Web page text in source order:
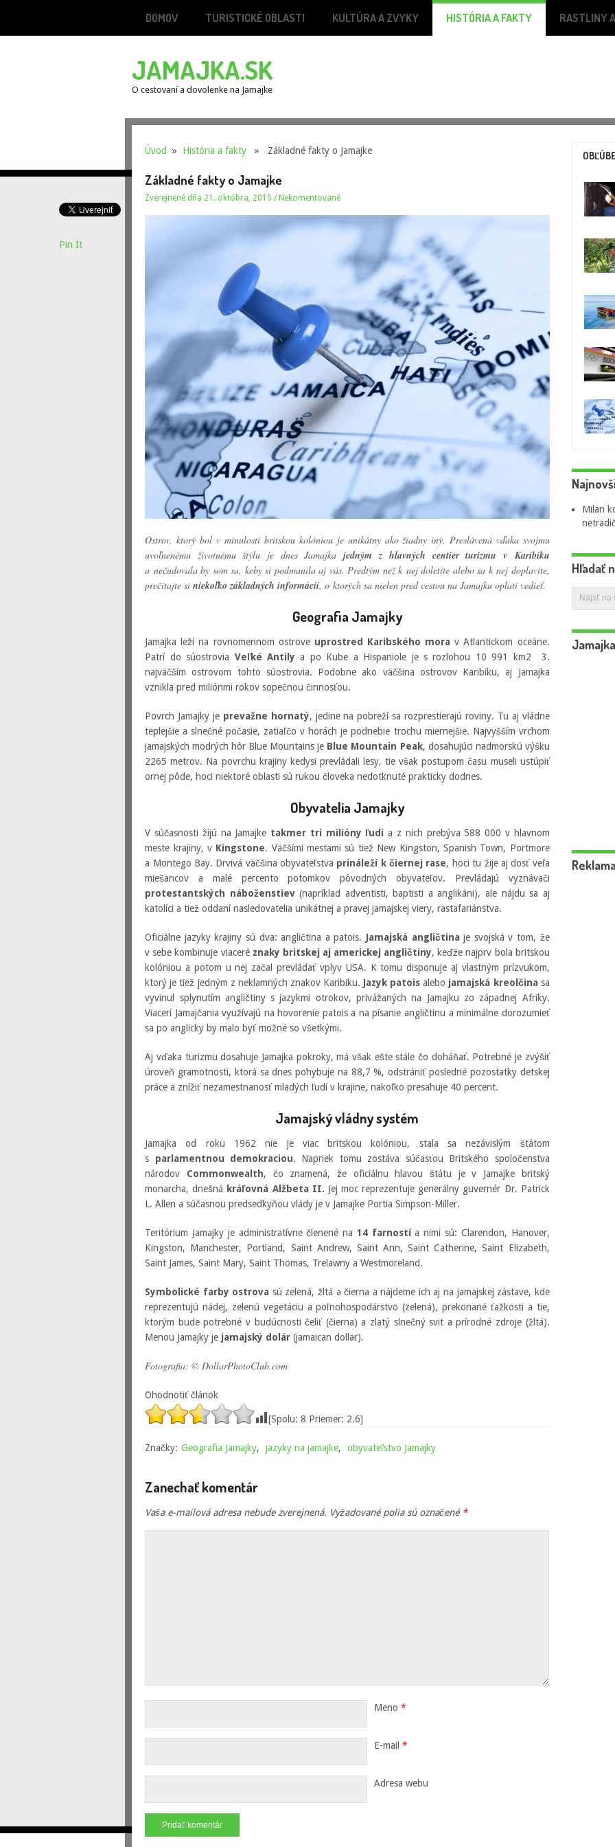
DOMOV TURISTICKÉ OBLASTI KULTÚRA A ZVYKY HISTÓRIA A FAKTY RASTLINY
JAMAJKA.SK
O cestovaní a dovolenke na Jamajke
Úvod » História a fakty » Základné fakty o Jamajke
Základné fakty o Jamajke
Zverejnené dňa 21. októbra, 2015 / Nekomentované
Ostrov, ktorý bol v minulosti britskou kolóniou je unikátny ako žiadny iný. Preslávená vďaka svojmu
uvoľnenému životnému štýlu je dnes Jamajka jedným z hlavných centier turizmu v Karibiku
a nečudovala by som sa, keby si podmanila aj vás. Predtým než k nej doletíte alebo sa k nej doplavíte,
prečítajte siniekoľko základných informácií, o ktorých sa nielen pred cestou na Jamajku oplatí vedieť.
Geografia Jamajky
Jamajka leží na rovnomennom ostrove uprostred Karibského mora v Atlantickom oceáne.
Patrí do súostrovia Veľké Antily a po Kube a Hispaniole je s rozlohou 10 991 km2 3.
najväčším ostrovom tohto súostrovia. Podobne ako väčšina ostrovov Karibiku, aj Jamajka
vznikla pred miliónmi rokov sopečnou činnosťou.
Povrch Jamajky je prevažne hornatý, jedine na pobreží sa rozprestierajú roviny. Tu aj vládne
teplejšie a slnečné počasie, zatiaľčo v horách je podnebie trochu miernejšie. Najvyšším vrchom
jamajských modrých hôr Blue Mountains je Blue Mountain Peak, dosahujúci nadmorskú výšku
2265 metrov. Na povrchu krajiny kedysi prevládali lesy, tie však postupom času museli ustúpiť
ornej pôde, hoci niektoré oblasti sú rukou človeka nedotknuté prakticky dodnes.
Obyvatelia Jamajky
V súčasnosti žijú na Jamajke takmer tri milióny ľudía z nich prebýva 588 000 v hlavnom
meste krajiny, v Kingstone. Väčšími mestami sú tiež New Kingston, Spanish Town, Portmore
a Montego Bay. Drvivá väčšina obyvateľstva prináleží k čiernej rase, hoci tu žije aj dosť veľa
miešancov a malé percento potomkov pôvodných obyvateľov. Prevládajú vyznávači
protestantských náboženstiev(napríklad adventisti, baptisti a anglikáni), ale nájdu sa aj
katolíci a tiež oddaní nasledovatelia unikátnej a pravej jamajskej viery, rastafariánstva.
Oficiálne jazyky krajiny sú dva: angličtina a patois. Jamajská angličtina je svojská v tom, že
v sebe kombinuje viaceré znaky britskej aj americkej angličtiny, keďže najprv bola britskou
kolóniou a potom u nej začal prevládať vplyv USA. K tomu disponuje aj vlastným prízvukom,
ktorý je tiež jedným z neklamných znakov Karibiku. Jazyk patois alebo jamajská kreolčina sa
vyvinul splynutím angličtiny s jazykmi otrokov, privážaných na Jamajku zo západnej Afriky.
Viacerí Jamajčania využívajú na hovorenie patois a na písanie angličtinu a minimálne dorozumieť
sa po anglicky by malo byť možné so všetkými.
Aj vďaka turizmu dosahuje Jamajka pokroky, má však ešte stále čo doháňať. Potrebné je zvýšiť
úroveň gramotnosti, ktorá sa dnes pohybuje na 88,7 %, odstrániť posledné pozostatky detskej
práce a znížiť nezamestnanosť mladých ľudí v krajine, nakoľko presahuje 40 percent.
Jamajský vládny systém
Jamajka od roku 1962 nie je viac britskou kolóniou, stala sa nezávislým štátom
s parlamentnou demokraciou. Napriek tomu zostáva súčasťou Britského spoločenstva
národov Commonwealth, čo znamená, že oficiálnu hlavou štátu je v Jamajke britský
monarcha, dnešná kráľovná Alžbeta II. Jej moc reprezentuje generálny guvernér Dr. Patrick
L. Allen a súčasnou predsedkyňou vlády je v Jamajke Portia Simpson-Miller.
Teritórium Jamajky je administratívne členené na 14 farnostía nimi sú: Clarendon, Hanover,
Kingston, Manchester, Portland, Saint Andrew, Saint Ann, Saint Catherine, Saint Elizabeth,
Saint James, Saint Mary, Saint Thomas, Trelawny a Westmoreland.
Symbolické farby ostrova sú zelená, žltá a čierna a nájdeme ich aj na jamajskej zástave, kde
reprezentujú nádej, zelenú vegetáciu a poľnohospodárstvo (zelená), prekonané ťažkosti a tie,
ktorým bude potrebné v budúcnosti čeliť (čierna) a zlatý slnečný svit a prírodné zdroje (žltá).
Menou Jamajky je jamajský dolár (jamaican dollar).
Fotografia: © DollarPhotoClub.com
Ohodnotiť článok
[Spolu:8 Priemer: 2.6]
Pin It
Značky: Geografia Jamajky, jazyky na jamajke, obyvateľstvo Jamajky
Zanechať komentár
Vaša e-mailová adresa nebude zverejnená. Vyžadované polia sú označené *
Meno*
E-mail*
Adresa webu
Milan
Hľadať